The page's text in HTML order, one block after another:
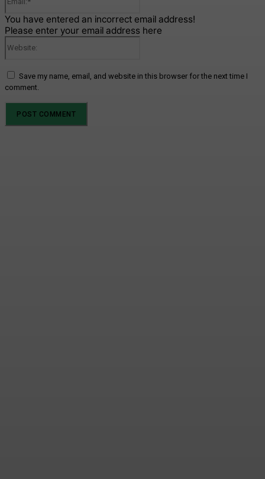
You have entered an incorrect email address!
Please enter your email address here
Save my name, email, and website in this browser for the next time I
comment.